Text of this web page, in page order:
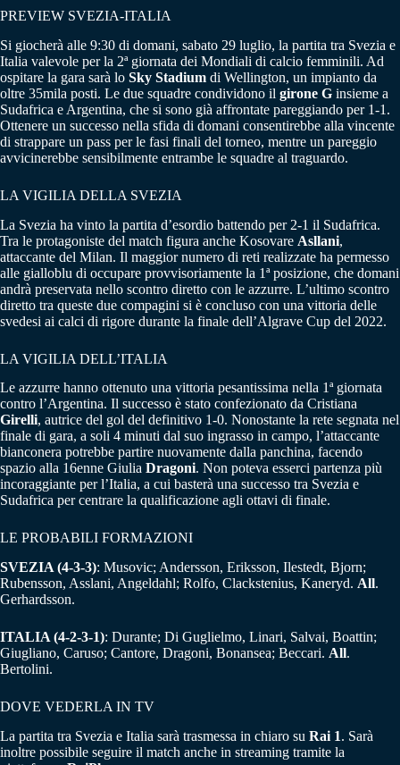
PREVIEW SVEZIA-ITALIA
Si giocherà alle 9:30 di domani, sabato 29 luglio, la partita tra Svezia e
Italia valevole per la 2ª giornata dei Mondiali di calcio femminili. Ad
ospitare la gara sarà lo Sky Stadium di Wellington, un impianto da
oltre 35mila posti. Le due squadre condividono il girone G insieme a
Sudafrica e Argentina, che si sono già affrontate pareggiando per 1-1.
Ottenere un successo nella sfida di domani consentirebbe alla vincente
di strappare un pass per le fasi finali del torneo, mentre un pareggio
avvicinerebbe sensibilmente entrambe le squadre al traguardo.
LA VIGILIA DELLA SVEZIA
La Svezia ha vinto la partita d’esordio battendo per 2-1 il Sudafrica.
Tra le protagoniste del match figura anche Kosovare Asllani,
attaccante del Milan. Il maggior numero di reti realizzate ha permesso
alle gialloblu di occupare provvisoriamente la 1ª posizione, che domani
andrà preservata nello scontro diretto con le azzurre. L’ultimo scontro
diretto tra queste due compagini si è concluso con una vittoria delle
svedesi ai calci di rigore durante la finale dell’Algrave Cup del 2022.
LA VIGILIA DELL’ITALIA
Le azzurre hanno ottenuto una vittoria pesantissima nella 1ª giornata
contro l’Argentina. Il successo è stato confezionato da Cristiana
Girelli, autrice del gol del definitivo 1-0. Nonostante la rete segnata nel
finale di gara, a soli 4 minuti dal suo ingrasso in campo, l’attaccante
bianconera potrebbe partire nuovamente dalla panchina, facendo
spazio alla 16enne Giulia Dragoni. Non poteva esserci partenza più
incoraggiante per l’Italia, a cui basterà una successo tra Svezia e
Sudafrica per centrare la qualificazione agli ottavi di finale.
LE PROBABILI FORMAZIONI
SVEZIA (4-3-3): Musovic; Andersson, Eriksson, Ilestedt, Bjorn;
Rubensson, Asslani, Angeldahl; Rolfo, Clackstenius, Kaneryd. All.
Gerhardsson.
ITALIA (4-2-3-1): Durante; Di Guglielmo, Linari, Salvai, Boattin;
Giugliano, Caruso; Cantore, Dragoni, Bonansea; Beccari. All.
Bertolini.
DOVE VEDERLA IN TV
La partita tra Svezia e Italia sarà trasmessa in chiaro su Rai 1. Sarà
inoltre possibile seguire il match anche in streaming tramite la